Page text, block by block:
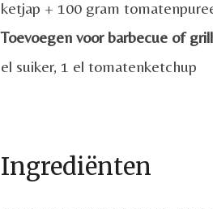
ketjap + 100 gram
Toevoegen voor barbecue of grill
el suiker, 1 el tomatenketchup
Ingrediënten